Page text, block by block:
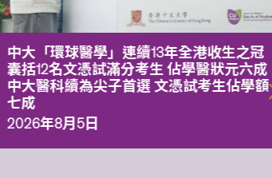
中大「環球醫學」連續13年全港收生之冠
囊括12名文憑試滿分考生 佔學醫狀元六成
中大醫科續為尖子首選 文憑試考生佔學額
七成
2026年8月5日